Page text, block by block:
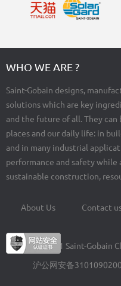
WHO WE ARE ?
Saint-Gobain designs,
solutions which are key
and the future of all. They
places and our daily life: in
and in many industrial
performance and safety while
sustainable construction,
Footer
menu
About Us Contact
© 2004-2021 Saint-Gobain
沪公网安备